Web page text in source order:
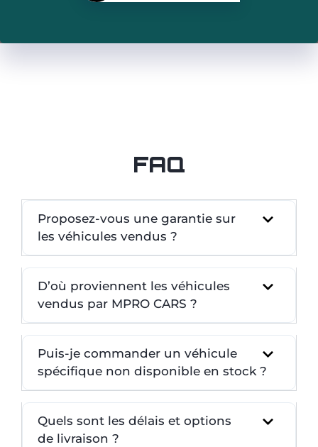
FAQ
Proposez-vous une garantie sur
les véhicules vendus ?
D’où proviennent les véhicules
vendus par MPRO CARS ?
Puis-je commander un véhicule
spécifique non disponible en stock ?
Quels sont les délais et options
de livraison ?